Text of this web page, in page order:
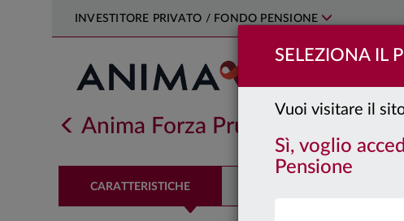
SELEZIONA IL
Vuoi visitare il
Sì, voglio
Pensione
INVESTITORE PRIVATO / FONDO PENSIONE
Anima Forza Prudente
CARATTERISTICHE